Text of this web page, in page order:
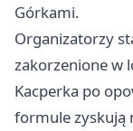
Górkami.
Organizatorzy
zakorzenione w
Kacperka po
formule zyskują